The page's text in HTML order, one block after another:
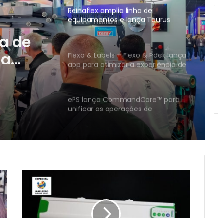
de
na
Reinaflex amplia linha de
equipamentos e lança Taurus
Hybrid Platinum na Flexo & Labels
Expo 2026
Flexo & Labels + Flexo & Pack lança
app para otimizar a experiência de
visitação ao evento
ePS lança CommandCore™ para
unificar as operações de
participação bem-sucedida em
chapas FLEXCEL Prime e a solução
FLEXCEL NX Ultra na Flexo & Labels
Expo 2026
International
revela
ionizador